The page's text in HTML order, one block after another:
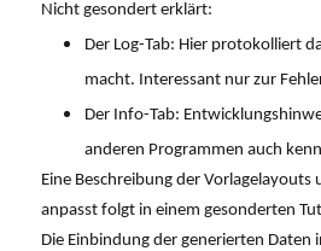
Nicht gesondert erklärt:
Der Log-Tab: Hier protokolliert
macht. Interessant nur zur
Der Info-Tab:
anderen Programmen auch
Eine Beschreibung der Vorlagelayouts
anpasst folgt in einem gesonderten
Die Einbindung der generierten Daten